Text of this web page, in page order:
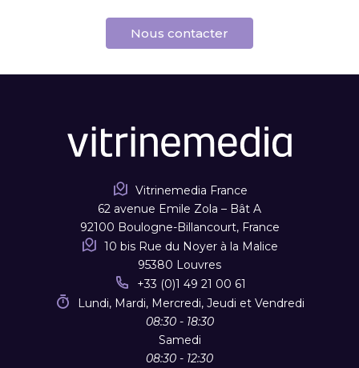
Nous contacter
Vitrinemedia France
62 avenue Emile Zola – Bât A
92100 Boulogne-Billancourt, France
10 bis Rue du Noyer à la Malice
95380 Louvres
+33 (0)1 49 21 00 61
Lundi, Mardi, Mercredi, Jeudi et Vendredi
08:30 - 18:30
Samedi
08:30 - 12:30